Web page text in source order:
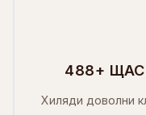
488+
Хиляди доволни